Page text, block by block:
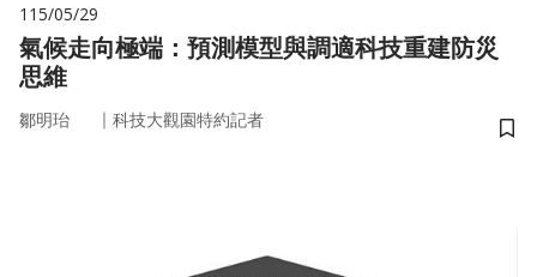
115/05/29
氣候走向極端：預測模型與調適科技重建防災
思維
鄒明珆 ｜ 科技大觀園特約記者
儲